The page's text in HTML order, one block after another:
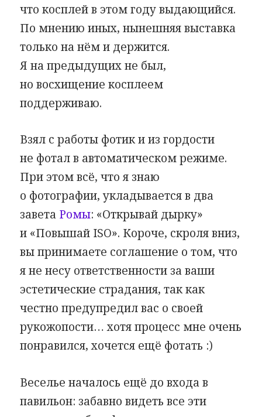
что косплей в этом году выдающийся.
По мнению иных, нынешняя выставка
только на нём и держится.
Я на предыдущих не был,
но восхищение косплеем
поддерживаю.
Взял с работы фотик и из гордости
не фотал в автоматическом режиме.
При этом всё, что я знаю
о фотографии, укладывается в два
завета Ромы: «Открывай дырку»
и «Повышай ISO». Короче, скроля вниз,
вы принимаете соглашение о том, что
я не несу ответственности за ваши
эстетические страдания, так как
честно предупредил вас о своей
рукожопости… хотя процесс мне очень
понравился, хочется ещё фотать :)
Веселье началось ещё до входа в
павильон: забавно видеть все эти